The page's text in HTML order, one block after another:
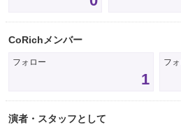
CoRichメンバー
フォロー
1
フ
演者・スタッフとして